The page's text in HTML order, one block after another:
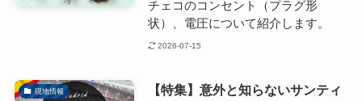
チェコのコンセント（プラグ形
状）、電圧について紹介します。
2026-07-15
現地情報
【特集】意外と知らないサンティ